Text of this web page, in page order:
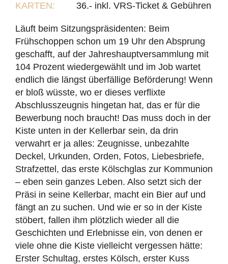
KARTEN:
36.- inkl. VRS-Ticket & Gebühren
Läuft beim Sitzungspräsidenten: Beim
Frühschoppen schon um 19 Uhr den Absprung
geschafft, auf der Jahreshauptversammlung mit
104 Prozent wiedergewählt und im Job wartet
endlich die längst überfällige Beförderung! Wenn
er bloß wüsste, wo er dieses verflixte
Abschlusszeugnis hingetan hat, das er für die
Bewerbung noch braucht! Das muss doch in der
Kiste unten in der Kellerbar sein, da drin
verwahrt er ja alles: Zeugnisse, unbezahlte
Deckel, Urkunden, Orden, Fotos, Liebesbriefe,
Strafzettel, das erste Kölschglas zur Kommunion
– eben sein ganzes Leben. Also setzt sich der
Präsi in seine Kellerbar, macht ein Bier auf und
fängt an zu suchen. Und wie er so in der Kiste
stöbert, fallen ihm plötzlich wieder all die
Geschichten und Erlebnisse ein, von denen er
viele ohne die Kiste vielleicht vergessen hätte:
Erster Schultag, erstes Kölsch, erster Kuss